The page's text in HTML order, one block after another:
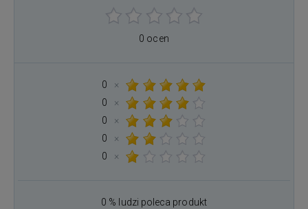
0 ocen
0
×
0
×
0
×
0
×
0
×
0 % ludzi poleca produkt